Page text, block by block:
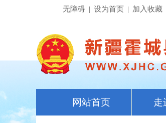
无障碍 | 设为首页 | 加入收藏
网站首页 走